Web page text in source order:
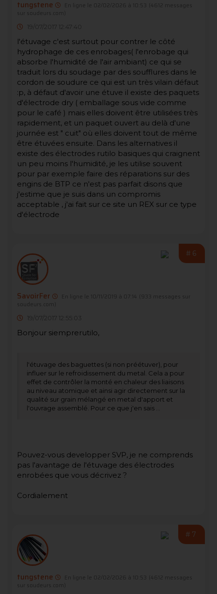
tungstene En ligne le 02/02/2026 à 10:53
(4612 messages
sur soudeurs.com)
19/07/2017 12:47:40
l'étuvage c'est surtout pour contrer le côté
hydrophage de ces enrobages( l'enrobage qui
absorbe l'humidité de l'air ambiant) ce qui se
traduit lors du soudage par des soufflures dans le
cordon de soudure ce qui est un très vilain défaut
:p, à défaut d'avoir une étuve il existe des paquets
d'électrode dry ( emballage sous vide comme
pour le café ) mais elles doivent être utilisées très
rapidement, et un paquet ouvert au delà d'une
journée est " cuit" où elles doivent tout de même
être étuvées ensuite. Dans les alternatives il
existe des électrodes rutilo basiques qui craignent
un peu moins l'humidité, je les utilise souvent
pour par exemple faire des réparations sur des
engins de BTP ce n'est pas parfait disons que
j'estime que je suis dans un compromis
acceptable , j'ai fait sur ce site un REX sur ce type
d'électrode
#6
SavoirFer En ligne le 10/11/2019 à 07:14
(933 messages sur
soudeurs.com)
19/07/2017 12:55:03
Bonjour siemprerutilo,
l'étuvage des baguettes (si non préétuver), pour
influer sur le refroidissement du metal. Cela a pour
effet de contrôler la monté en chaleur des liaisons
au niveau atomique et ainsi agir directement sur la
qualité sur grain mélangé en metal d'apport et
l'ouvrage assemblé. Pour ce que j'en sais ...
Pouvez-vous developper SVP, je ne comprends
pas l'avantage de l'étuvage des électrodes
enrobées que vous décrivez ?
Cordialement
#7
tungstene En ligne le 02/02/2026 à 10:53
(4612 messages
sur soudeurs.com)